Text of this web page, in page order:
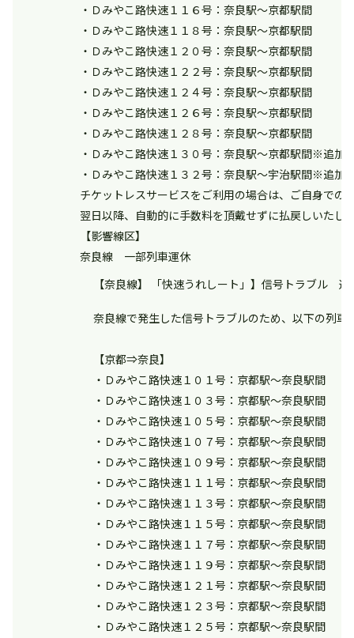
・Ｄみやこ路快速１１６号：奈良駅～京都駅間
・Ｄみやこ路快速１１８号：奈良駅～京都駅間
・Ｄみやこ路快速１２０号：奈良駅～京都駅間
・Ｄみやこ路快速１２２号：奈良駅～京都駅間
・Ｄみやこ路快速１２４号：奈良駅～京都駅間
・Ｄみやこ路快速１２６号：奈良駅～京都駅間
・Ｄみやこ路快速１２８号：奈良駅～京都駅間
・Ｄみやこ路快速１３０号：奈良駅～京都駅間※追加
・Ｄみやこ路快速１３２号：奈良駅～宇治駅間※追加
チケットレスサービスをご利用の場合は、ご自身での
翌日以降、自動的に手数料を頂戴せずに払戻しいたし
【影響線区】
奈良線 一部列車運休
【奈良線】 「快速うれしート」】信号トラブル
奈良線で発生した信号トラブルのため、以下の列
【京都⇒奈良】
・Ｄみやこ路快速１０１号：京都駅～奈良駅間
・Ｄみやこ路快速１０３号：京都駅～奈良駅間
・Ｄみやこ路快速１０５号：京都駅～奈良駅間
・Ｄみやこ路快速１０７号：京都駅～奈良駅間
・Ｄみやこ路快速１０９号：京都駅～奈良駅間
・Ｄみやこ路快速１１１号：京都駅～奈良駅間
・Ｄみやこ路快速１１３号：京都駅～奈良駅間
・Ｄみやこ路快速１１５号：京都駅～奈良駅間
・Ｄみやこ路快速１１７号：京都駅～奈良駅間
・Ｄみやこ路快速１１９号：京都駅～奈良駅間
・Ｄみやこ路快速１２１号：京都駅～奈良駅間
・Ｄみやこ路快速１２３号：京都駅～奈良駅間
・Ｄみやこ路快速１２５号：京都駅～奈良駅間